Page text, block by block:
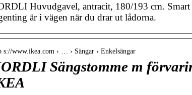
Huvudgavel, antracit, 180/193 cm.
är i vägen när du drar ut lådorna.
s://www.ikea.com › … › Sängar › Enkelsängar
Sängstomme m